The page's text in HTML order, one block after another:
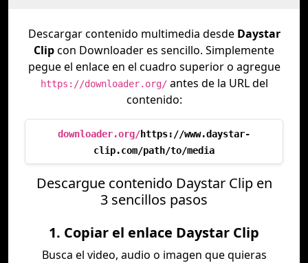
Descargar contenido multimedia desde Daystar
Clipcon Downloader es sencillo. Simplemente
pegue el enlace en el cuadro superior o agregue
https://downloader.org/antes de la URL del
contenido:
downloader.org/https://www.daystar-
clip.com/path/to/media
Descargue contenido Daystar Clip en
3 sencillos pasos
1. Copiar el enlace Daystar Clip
Busca el video, audio o imagen que quieras